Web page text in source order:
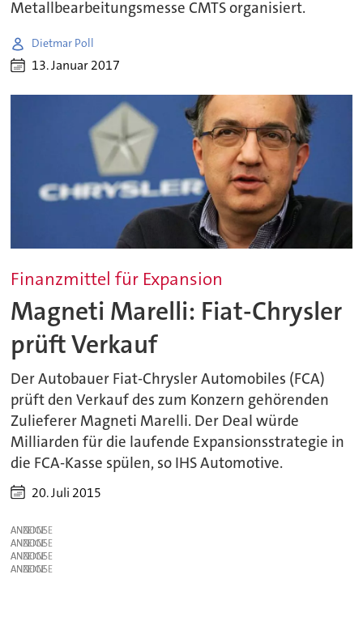
Metallbearbeitungsmesse CMTS organisiert.
Dietmar Poll
13. Januar 2017
Finanzmittel für Expansion
Magneti Marelli: Fiat-Chrysler
prüft Verkauf
Der Autobauer Fiat-Chrysler Automobiles (FCA)
prüft den Verkauf des zum Konzern gehörenden
Zulieferer Magneti Marelli. Der Deal würde
Milliarden für die laufende Expansionsstrategie in
die FCA-Kasse spülen, so IHS Automotive.
20. Juli 2015
ANZEIGE
ANZEIGE
ANZEIGE
ANZEIGE